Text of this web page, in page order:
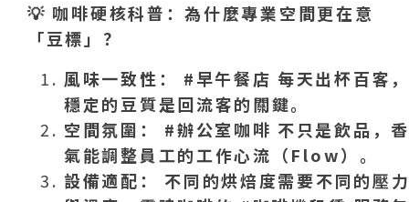
💡 咖啡硬核科普：為什麼專業空間更在意
「豆標」？
風味一致性： #早午餐店 每天出杯百客
穩定的豆質是回流客的關鍵。
空間氛圍： #辦公室咖啡 不只是飲品，
氣能調整員工的工作心流（Flow）。
設備適配： 不同的烘焙度需要不同的壓